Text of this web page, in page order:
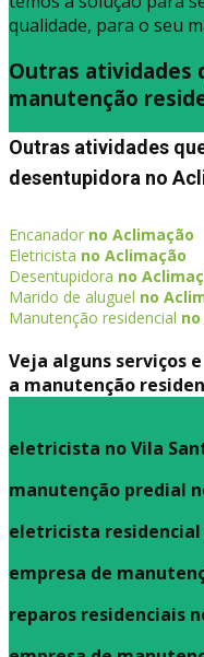
qualidade, para o seu
Outras atividades
manutenção
Outras atividades
desentupidora no
Encanador no Aclimação
Eletricista no Aclimação
Desentupidora no
Marido de aluguel no
Manutenção residencial
Veja alguns serviços
a manutenção
eletricista no Vila
manutenção predial
eletricista residencial
empresa de
reparos residenciais